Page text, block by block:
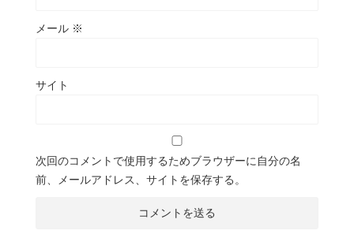
メール ※
サイト
次回のコメントで使用するためブラウザーに自分の名
前、メールアドレス、サイトを保存する。